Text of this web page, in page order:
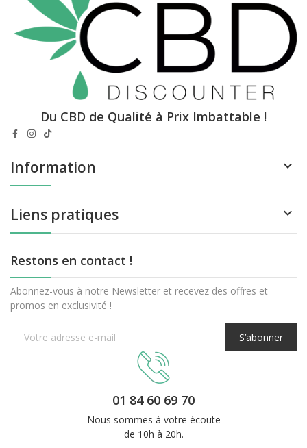
Du CBD de Qualité à Prix Imbattable !
Information 
Liens pratiques 
Restons en contact !
Abonnez-vous à notre Newsletter et recevez des offres et
promos en exclusivité !
S’abonner
01 84 60 69 70
Nous sommes à votre écoute
de 10h à 20h.